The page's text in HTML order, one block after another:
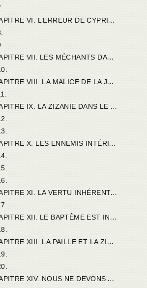
VI. L’ERREUR DE CYPRIEN NE JUSTIFIERAIT PAS LE MÉPRIS POUR SA PERSONNE.
VII. LES MÉCHANTS DANS L’UNITÉ ET HORS DE L’UNITÉ.
VIII. LA MALICE DE LA JALOUSIE.
IX. LA ZIZANIE DANS LE FROMENT ET LE BAPTÊME DANS LE SCHISME.
X. LES ENNEMIS INTÉRIEURS ET EXTÉRIEURS DE L’ÉGLISE.
XI. LA VERTU INHÉRENTE AU SACREMENT DE BAPTÊME.
XII. LE BAPTÊME EST INDÉPENDANT DES CRIMES DU MINISTRE ET DU SUJET.
XIII. LA PAILLE ET LA ZIZANIE MÊLÉES AU BON GRAIN.
NOUS NE DEVONS AVOIR D’AUTRE RÈGLE QUE LA VÉRITÉ MÊME DE JÉSUS-CHRIST.